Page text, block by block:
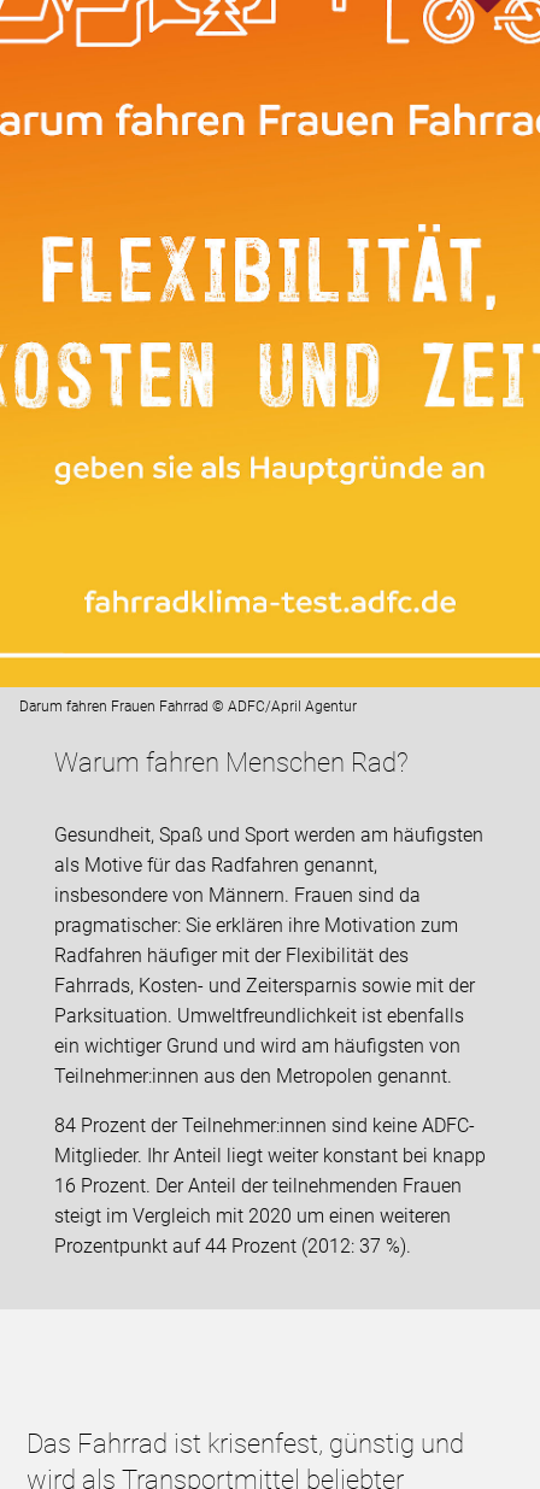
Darum fahren Frauen Fahrrad © ADFC/April Agentur
Warum fahren Menschen Rad?
Gesundheit, Spaß und Sport werden am häufigsten
als Motive für das Radfahren genannt,
insbesondere von Männern. Frauen sind da
pragmatischer: Sie erklären ihre Motivation zum
Radfahren häufiger mit der Flexibilität des
Fahrrads, Kosten- und Zeitersparnis sowie mit der
Parksituation. Umweltfreundlichkeit ist ebenfalls
ein wichtiger Grund und wird am häufigsten von
Teilnehmer:innen aus den Metropolen genannt.
84 Prozent der Teilnehmer:innen sind keine ADFC-
Mitglieder. Ihr Anteil liegt weiter konstant bei knapp
16 Prozent. Der Anteil der teilnehmenden Frauen
steigt im Vergleich mit 2020 um einen weiteren
Prozentpunkt auf 44 Prozent (2012: 37 %).
Das Fahrrad ist krisenfest, günstig und
wird als Transportmittel beliebter